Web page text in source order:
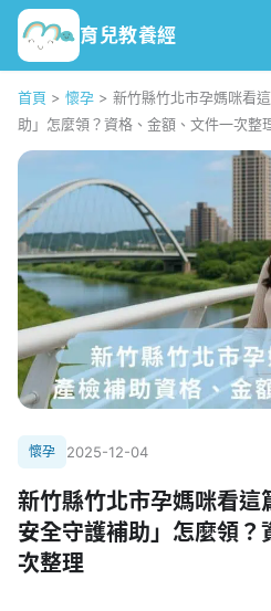
育兒教養經
首頁 > 懷孕 > 新竹縣竹北市孕媽咪看
助」怎麼領？資格、金額、文件一次整
懷孕 2025-12-04
新竹縣竹北市孕媽咪看這
安全守護補助」怎麼領？
次整理